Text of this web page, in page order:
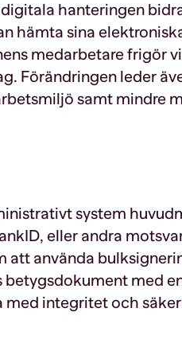
hanteringen
hämta sina
medarbetare frigör
Förändringen leder
samt mindre
system
eller andra
att använda
betygsdokument med
med integritet och